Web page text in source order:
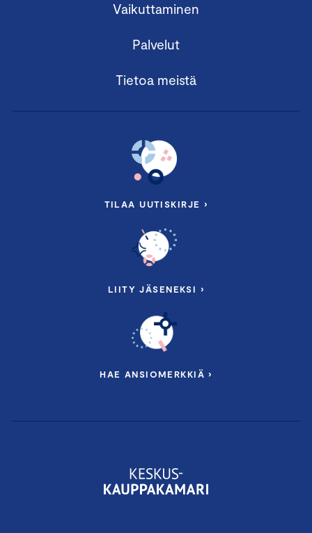
Vaikuttaminen
Palvelut
Tietoa meistä
TILAA UUTISKIRJE ›
LIITY JÄSENEKSI ›
HAE ANSIOMERKKIÄ ›